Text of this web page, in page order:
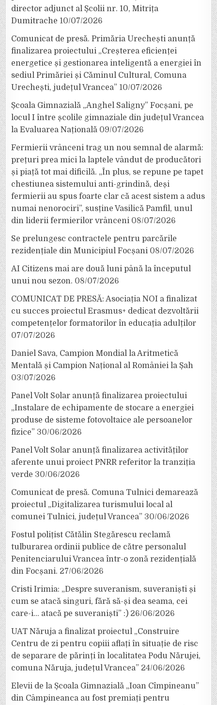
director adjunct al Școlii nr. 10, Mitrița
Dumitrache 10/07/2026
Comunicat de presă. Primăria Urechești anunță
finalizarea proiectului „Creșterea eficienței
energetice și gestionarea inteligentă a energiei în
sediul Primăriei și Căminul Cultural, Comuna
Urechești, județul Vrancea” 10/07/2026
Școala Gimnazială „Anghel Saligny” Focșani, pe
locul I între școlile gimnaziale din județul Vrancea
la Evaluarea Națională 09/07/2026
Fermierii vrânceni trag un nou semnal de alarmă:
prețuri prea mici la laptele vândut de producători
și piață tot mai dificilă. „În plus, se repune pe tapet
chestiunea sistemului anti-grindină, deși
fermierii au spus foarte clar că acest sistem a adus
numai nenorociri”, susține Vasilică Pamfil, unul
din liderii fermierilor vrânceni 08/07/2026
Se prelungesc contractele pentru parcările
rezidențiale din Municipiul Focșani 08/07/2026
AI Citizens mai are două luni până la începutul
unui nou sezon. 08/07/2026
COMUNICAT DE PRESĂ: Asociația NOI a finalizat
cu succes proiectul Erasmus+ dedicat dezvoltării
competențelor formatorilor în educația adulților
07/07/2026
Daniel Sava, Campion Mondial la Aritmetică
Mentală și Campion Național al României la Șah
03/07/2026
Panel Volt Solar anunță finalizarea proiectului
„Instalare de echipamente de stocare a energiei
produse de sisteme fotovoltaice ale persoanelor
fizice” 30/06/2026
Panel Volt Solar anunță finalizarea activităților
aferente unui proiect PNRR referitor la tranziția
verde 30/06/2026
Comunicat de presă. Comuna Tulnici demarează
proiectul „Digitalizarea turismului local al
comunei Tulnici, județul Vrancea” 30/06/2026
Fostul polițist Cătălin Stegărescu reclamă
tulburarea ordinii publice de către personalul
Penitenciarului Vrancea într-o zonă rezidențială
din Focșani. 27/06/2026
Cristi Irimia: „Despre suveranism, suveraniști și
cum se atacă singuri, fără să-și dea seama, cei
care-i… atacă pe suveraniști” :) 26/06/2026
UAT Năruja a finalizat proiectul „Construire
Centru de zi pentru copiii aflați în situație de risc
de separare de părinți în localitatea Podu Nărujei,
comuna Năruja, județul Vrancea” 24/06/2026
Elevii de la Școala Gimnazială „Ioan Cîmpineanu”
din Câmpineanca au fost premiați pentru